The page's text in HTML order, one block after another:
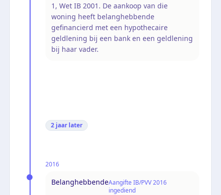
1, Wet IB 2001. De aankoop van die
woning heeft belanghebbende
gefinancierd met een hypothecaire
geldlening bij een bank en een geldlening
bij haar vader.
2 jaar later
2016
BelanghebbendeAangifte IB/PVV 2016
ingediend